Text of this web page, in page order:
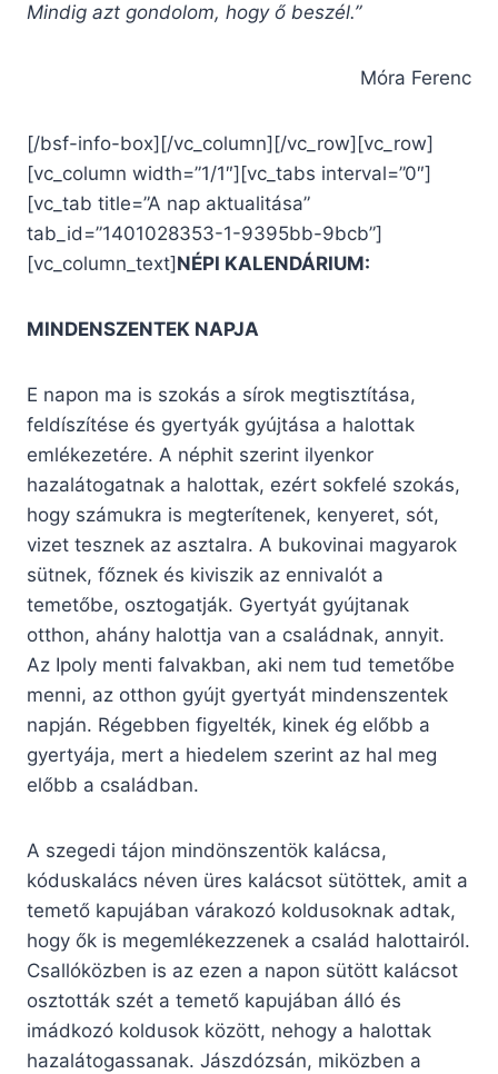
Mindig azt gondolom, hogy ő beszél.”
Móra Ferenc
[/bsf-info-box][/vc_column][/vc_row][vc_row]
[vc_column width=”1/1″][vc_tabs interval=”0″]
[vc_tab title=”A nap aktualitása”
tab_id=”1401028353-1-9395bb-9bcb”]
[vc_column_text] NÉPI KALENDÁRIUM:
MINDENSZENTEK NAPJA
E napon ma is szokás a sírok megtisztítása,
feldíszítése és gyertyák gyújtása a halottak
emlékezetére. A néphit szerint ilyenkor
hazalátogatnak a halottak, ezért sokfelé szokás,
hogy számukra is megterítenek, kenyeret, sót,
vizet tesznek az asztalra. A bukovinai magyarok
sütnek, főznek és kiviszik az ennivalót a
temetőbe, osztogatják. Gyertyát gyújtanak
otthon, ahány halottja van a családnak, annyit.
Az Ipoly menti falvakban, aki nem tud temetőbe
menni, az otthon gyújt gyertyát mindenszentek
napján. Régebben figyelték, kinek ég előbb a
gyertyája, mert a hiedelem szerint az hal meg
előbb a családban.
A szegedi tájon mindönszentök kalácsa,
kóduskalács néven üres kalácsot sütöttek, amit a
temető kapujában várakozó koldusoknak adtak,
hogy ők is megemlékezzenek a család halottairól.
Csallóközben is az ezen a napon sütött kalácsot
osztották szét a temető kapujában álló és
imádkozó koldusok között, nehogy a halottak
hazalátogassanak. Jászdózsán, miközben a